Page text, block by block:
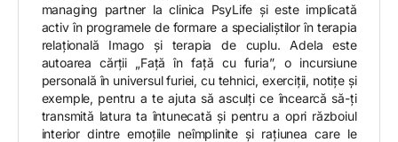
managing partner la clinica PsyLife și este implicată
activ în programele de formare a specialiștilor în terapia
relațională Imago și terapia de cuplu. Adela este
autoarea cărții „Față în față cu furia”, o incursiune
personală în universul furiei, cu tehnici, exerciții, notițe și
exemple, pentru a te ajuta să asculți ce încearcă să-ți
transmită latura ta întunecată și pentru a opri războiul
interior dintre emoțiile neîmplinite și rațiunea care le